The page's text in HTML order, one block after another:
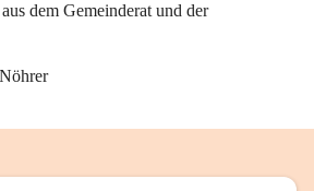
dem Gemeinderat und der